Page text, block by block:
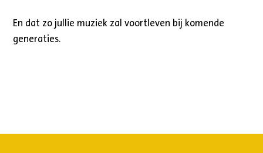
En dat zo jullie muziek zal voortleven bij komende
generaties.